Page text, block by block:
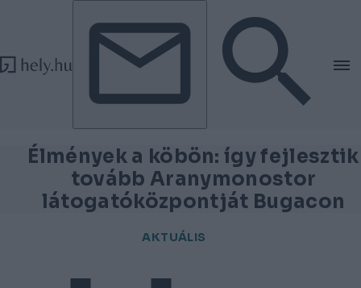
Tovább a tartalomhoz
Tovább a lábléchez
Élmények a köbön: így fejlesztik
tovább Aranymonostor
látogatóközpontját Bugacon
AKTUÁLIS